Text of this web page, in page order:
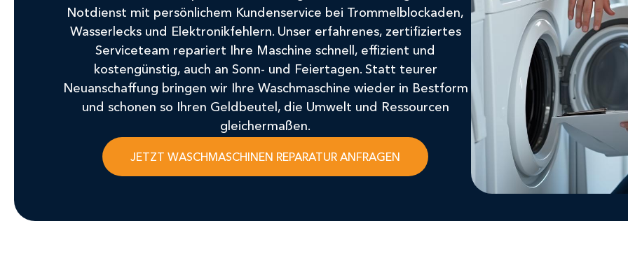
Notdienst mit persönlichem Kundenservice bei Trommelblockaden,
Wasserlecks und Elektronikfehlern. Unser erfahrenes, zertifiziertes
Serviceteam repariert Ihre Maschine schnell, effizient und
kostengünstig, auch an Sonn- und Feiertagen. Statt teurer
Neuanschaffung bringen wir Ihre Waschmaschine wieder in Bestform
und schonen so Ihren Geldbeutel, die Umwelt und Ressourcen
gleichermaßen.
JETZT WASCHMASCHINEN REPARATUR ANFRAGEN